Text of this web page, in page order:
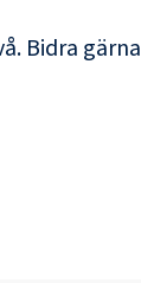
Bidra gärna